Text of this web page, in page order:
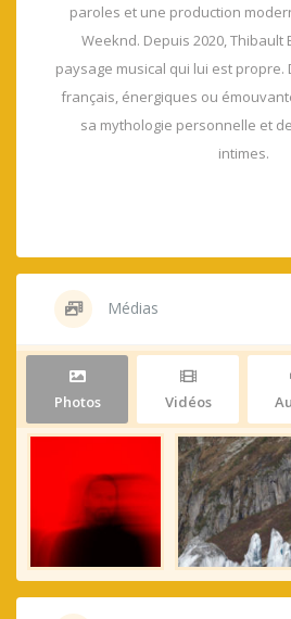
paroles et une production
Weeknd. Depuis 2020, Thibault
paysage musical qui lui est propre.
français, énergiques ou
sa mythologie personnelle et
intimes.
Médias
Photos Vidéos